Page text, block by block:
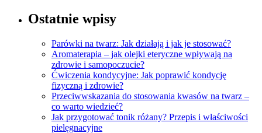
Ostatnie wpisy
Parówki na twarz: Jak działają i jak je stosować?
Aromaterapia – jak olejki eteryczne wpływają na
zdrowie i samopoczucie?
Ćwiczenia kondycyjne: Jak poprawić kondycję
fizyczną i zdrowie?
Przeciwwskazania do stosowania kwasów na twarz –
co warto wiedzieć?
Jak przygotować tonik różany? Przepis i właściwości
pielęgnacyjne